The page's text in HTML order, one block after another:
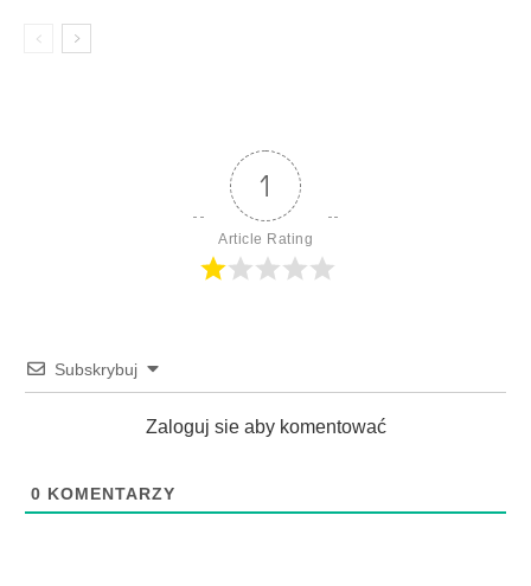
1
Article Rating
Subskrybuj
Zaloguj sie aby komentować
0 KOMENTARZY